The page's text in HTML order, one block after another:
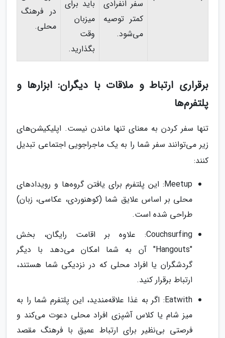
سفر انفرادی
کمتر توصیه
می‌شود.
باید برای
میزبان
وقت
بگذارید.
در فرهنگ
محلی.
برقراری ارتباط و ملاقات با دیگران: ابزارها و
پلتفرم‌ها
تنها سفر کردن به معنای تنها ماندن نیست. اپلیکیشن‌های
زیر می‌توانند سفر شما را به یک ماجراجویی اجتماعی تبدیل
کنند:
Meetup: این پلتفرم برای یافتن گروه‌ها و رویدادهای
محلی بر اساس علایق شما (کوهنوردی، عکاسی، زبان)
طراحی شده است.
Couchsurfing: علاوه بر اقامت رایگان، بخش
"Hangouts" آن به شما امکان می‌دهد با دیگر
گردشگران یا افراد محلی که در نزدیکی شما هستند،
ارتباط برقرار کنید.
Eatwith: اگر به غذا علاقه‌مندید، این پلتفرم شما را به
میز شام یا کلاس آشپزی افراد محلی دعوت می‌کند و
فرصتی بی‌نظیر برای ارتباط عمیق با فرهنگ مقصد